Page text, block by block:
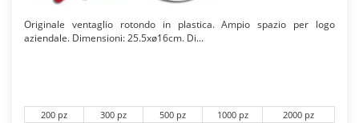
Originale ventaglio rotondo in plastica. Ampio spazio per logo
aziendale. Dimensioni: 25.5xø16cm. Di...
200 pz 300 pz 500 pz 1000 pz
2000 pz